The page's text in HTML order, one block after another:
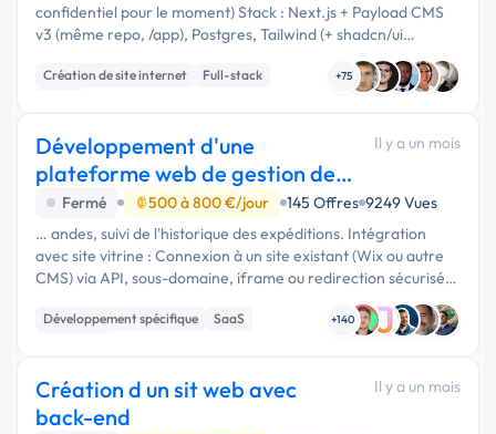
confidentiel pour le moment) Stack : Next.js + Payload CMS
v3 (même repo, /app), Postgres, Tailwind (+ shadcn/ui
optionnel) — rendu SSG + ISR à la demande via hook Payload
…Création de site internet
Full-stack
+75
Développement d'une
plateforme web de gestion de
stock et de demandes
Il y a un mois
Fermé 500 à 800 €/jour 145 Offres 9249 Vues
… andes, suivi de l'historique des expéditions. Intégration
avec site vitrine : Connexion à un site existant (Wix ou autre
CMS) via API, sous-domaine, iframe ou redirection sécurisée.
Profil Recherché Nous recherchons un freelance ou une …
Développement spécifique
SaaS
+140
Création d un sit web avec
back-end
Il y a un mois